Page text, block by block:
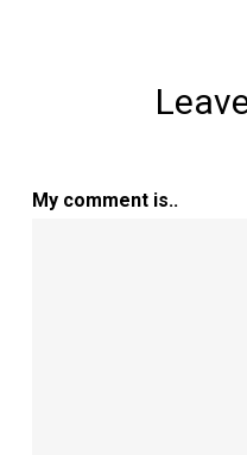
My comment is..